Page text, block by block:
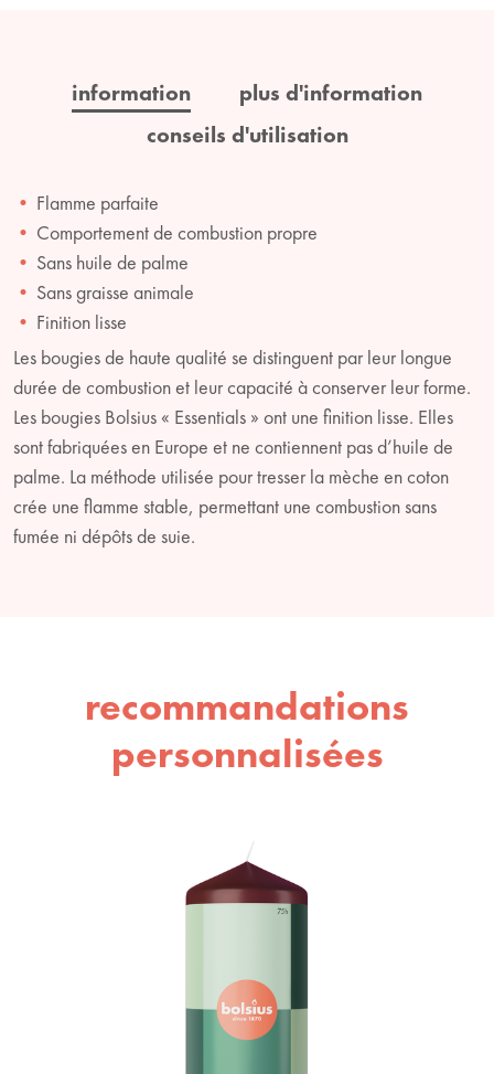
information
plus d'information
conseils d'utilisation
Flamme parfaite
Comportement de combustion propre
Sans huile de palme
Sans graisse animale
Finition lisse
Les bougies de haute qualité se distinguent par leur longue
durée de combustion et leur capacité à conserver leur forme.
Les bougies Bolsius « Essentials » ont une finition lisse. Elles
sont fabriquées en Europe et ne contiennent pas d’huile de
palme. La méthode utilisée pour tresser la mèche en coton
crée une flamme stable, permettant une combustion sans
fumée ni dépôts de suie.
recommandations
personnalisées